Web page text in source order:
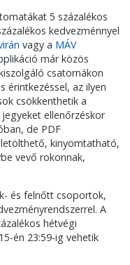
5 százalékos
kedvezménnyel
vagy a MÁV
már közös
csatornákon
érintkezéssel, az ilyen
csökkenthetik a
ellenőrzéskor
de PDF
kinyomtatható,
vevő rokonnak,
és felnőtt csoportok,
A
hétvégi
én 23:59-ig vehetik